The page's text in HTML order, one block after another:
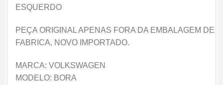
ESQUERDO
PEÇA ORIGINAL APENAS FORA DA EMBALAGEM DE
FABRICA, NOVO IMPORTADO.
MARCA: VOLKSWAGEN
MODELO: BORA